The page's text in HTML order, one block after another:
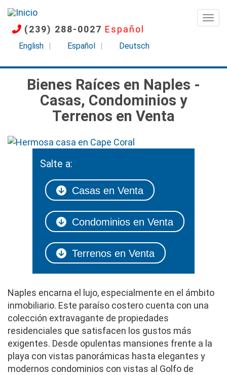
Pasar
contenido
principal
(239) 288-0027 Español
English Español Deutsch
Bienes Raíces en Naples -
Casas, Condominios y
Terrenos en Venta
Imagen
Salte a:
Casas en Venta
Condominios en Venta
Terrenos en Venta
Naples encarna el lujo, especialmente en el ámbito
inmobiliario. Este paraíso costero cuenta con una
colección extravagante de propiedades
residenciales que satisfacen los gustos más
exigentes. Desde opulentas mansiones frente a la
playa con vistas panorámicas hasta elegantes y
modernos condominios con vistas al Golfo de